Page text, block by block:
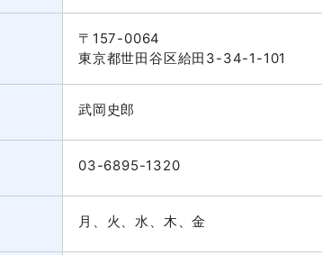
〒157-0064
東京都世田谷区給田3-34-1-101
武岡史郎
03-6895-1320
月、火、水、木、金